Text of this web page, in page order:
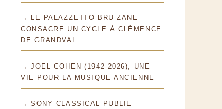
→ LE PALAZZETTO BRU ZANE
CONSACRE UN CYCLE À CLÉMENCE
DE GRANDVAL
→ JOEL COHEN (1942-2026), UNE
VIE POUR LA MUSIQUE ANCIENNE
→ SONY CLASSICAL PUBLIE